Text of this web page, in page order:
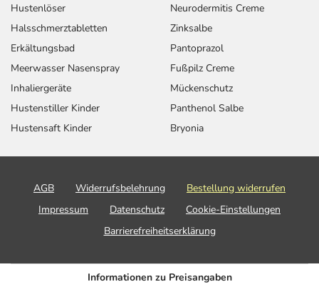
Hustenlöser
Halsschmerztabletten
Erkältungsbad
Meerwasser Nasenspray
Inhaliergeräte
Hustenstiller Kinder
Hustensaft Kinder
Neurodermitis Creme
Zinksalbe
Pantoprazol
Fußpilz Creme
Mückenschutz
Panthenol Salbe
Bryonia
AGB Widerrufsbelehrung
Bestellung widerrufen
Impressum
Datenschutz
Cookie-Einstellungen
Barrierefreiheitserklärung
Informationen zu Preisangaben